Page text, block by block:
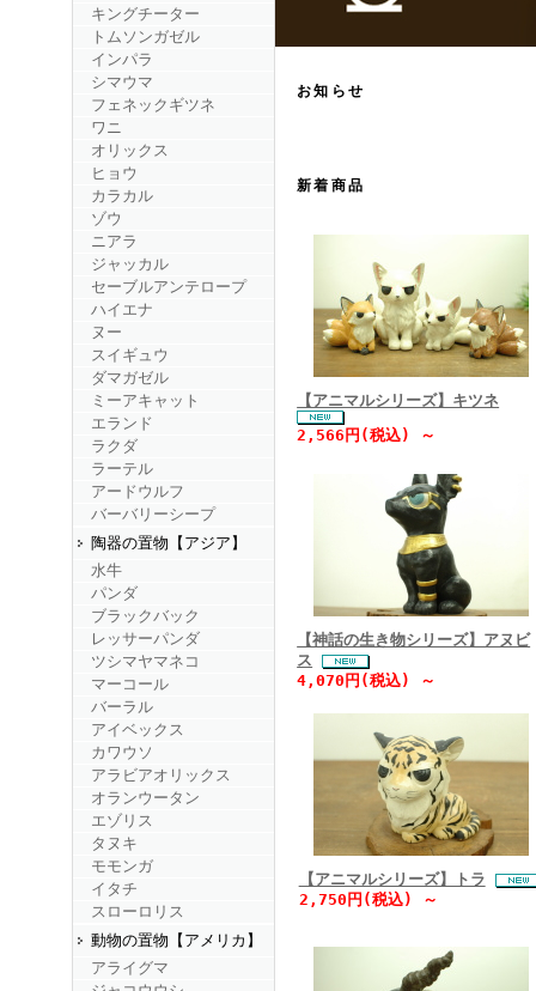
キングチーター
トムソンガゼル
インパラ
シマウマ
フェネックギツネ
ワニ
オリックス
ヒョウ
カラカル
ゾウ
ニアラ
ジャッカル
セーブルアンテロープ
ハイエナ
ヌー
スイギュウ
ダマガゼル
ミーアキャット
エランド
ラクダ
ラーテル
アードウルフ
バーバリーシープ
陶器の置物【アジア】
水牛
パンダ
ブラックバック
レッサーパンダ
ツシマヤマネコ
マーコール
バーラル
アイベックス
カワウソ
アラビアオリックス
オランウータン
エゾリス
タヌキ
モモンガ
イタチ
スローロリス
動物の置物【アメリカ】
アライグマ
お知らせ
新着商品
【アニマルシリーズ】キツネ
2,566円(税込) ～
【神話の生き物シリーズ】アヌビ
ス
4,070円(税込) ～
【アニマルシリーズ】トラ
2,750円(税込) ～